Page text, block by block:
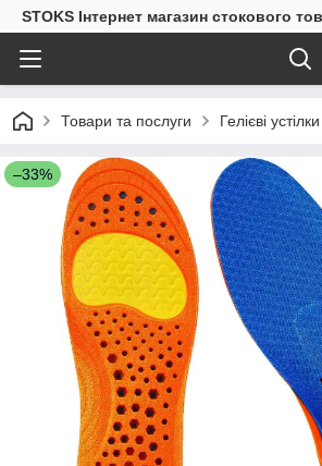
STOKS Інтернет магазин стокового
Товари та послуги Гелієві
–33%